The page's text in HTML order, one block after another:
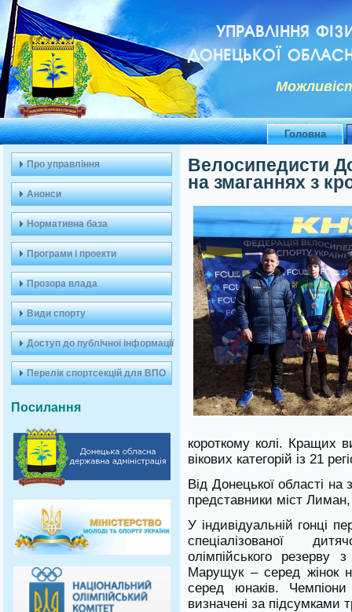
УПРАВЛІННЯ
ДОНЕЦЬКОЇ
Головна
Про управління
Анонси
Нормативна база
Програми і проекти
Прозора влада
Види спорту
Доступ до публічної інформації
Перелік спортсекцій для ВПО
Посилання
Велосипедисти
на змаганнях з
короткому колі. Кращих
вікових категорій із 21
Від Донецької області
представники міст
У індивідуальній гонці
спеціалізованої
олімпійського
Марущук – серед жінок
серед юнаків.
визначені за підсумками